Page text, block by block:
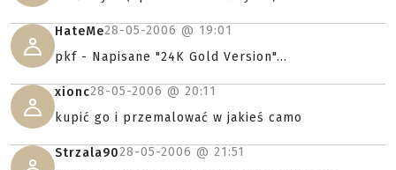
HateMe28-05-2006 @ 19:01
pkf - Napisane "24K Gold Version"...
xionc28-05-2006 @ 20:11
kupić go i przemalować w jakieś camo
Strzala9028-05-2006 @ 21:51